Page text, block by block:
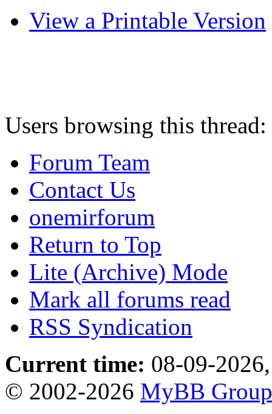
View a Printable Version
Users browsing this
Forum Team
Contact Us
onemirforum
Return to Top
Lite (Archive) Mode
Mark all forums read
RSS Syndication
Current time: 08-09-
© 2002-2026 MyBB Group